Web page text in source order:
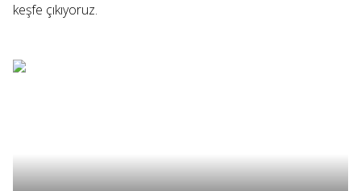
keşfe çıkıyoruz.